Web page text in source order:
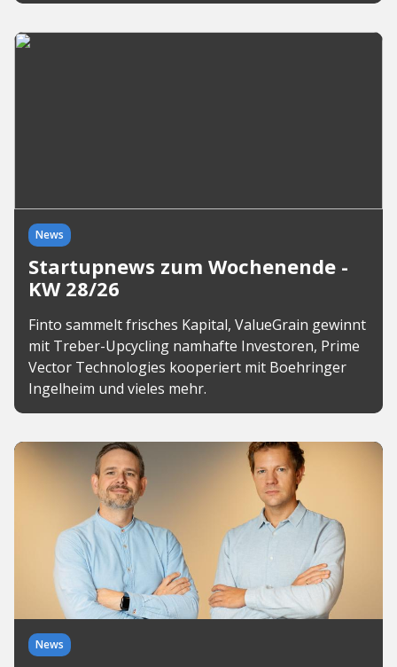
News
Startupnews zum Wochenende -
KW 28/26
Finto sammelt frisches Kapital, ValueGrain gewinnt
mit Treber-Upcycling namhafte Investoren, Prime
Vector Technologies kooperiert mit Boehringer
Ingelheim und vieles mehr.
News